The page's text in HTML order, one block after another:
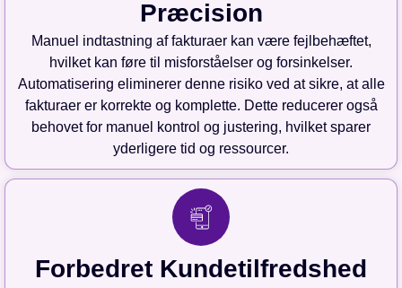
Præcision
Manuel indtastning af fakturaer kan være fejlbehæftet,
hvilket kan føre til misforståelser og forsinkelser.
Automatisering eliminerer denne risiko ved at sikre, at alle
fakturaer er korrekte og komplette. Dette reducerer også
behovet for manuel kontrol og justering, hvilket sparer
yderligere tid og ressourcer.
Forbedret Kundetilfredshed